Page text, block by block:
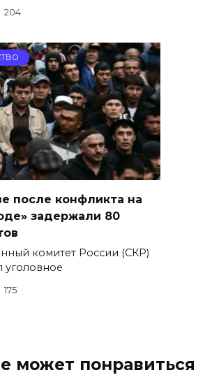
204
после конфликта на
задержали 80
комитет России (СКР)
уголовное
175
может понравиться